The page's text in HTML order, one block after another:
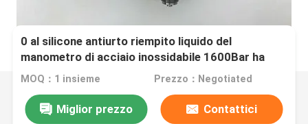
0 al silicone antiurto riempito liquido del
manometro di acciaio inossidabile 1600Bar ha
riempito Pressur
MOQ：1 insieme Prezzo：Negotiated
Miglior prezzo Contattici